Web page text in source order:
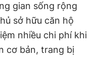
gian sống rộng
sở hữu căn hộ
nhiều chi phí khi
cơ bản, trang bị